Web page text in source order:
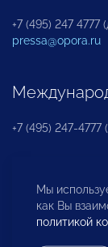
+7 (495) 247 4777
pressa@opora.ru
+7 (495) 247-4777
Бюро по
инвесторов
Мы
как Вы
политикой